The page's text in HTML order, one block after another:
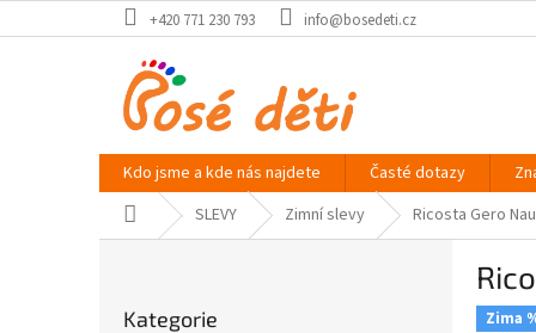
na
+420 771 230 793 info@bosedeti.cz
Kdo jsme a kde nás najdete Časté dotazy
Domů SLEVY Zimní slevy Ricosta Gero
kategorie
Kategorie Zima